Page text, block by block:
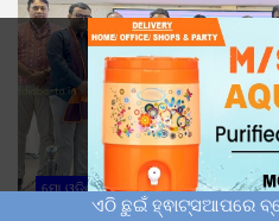
ମୋ ଓଡ଼ିଶା
ଏଠି ଛୁଇଁ ହ୍ଵାଟ୍ସଆପରେ